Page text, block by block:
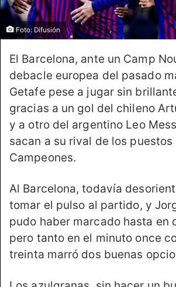
Foto: Difusión
El Barcelona, ante un Camp
debacle europea del pasado
Getafe pese a jugar sin
gracias a un gol del chileno
y a otro del argentino Leo
sacan a su rival de los puestos
Campeones.
Al Barcelona, todavía
tomar el pulso al partido, y
pudo haber marcado hasta en
pero tanto en el minuto once
treinta marró dos buenas